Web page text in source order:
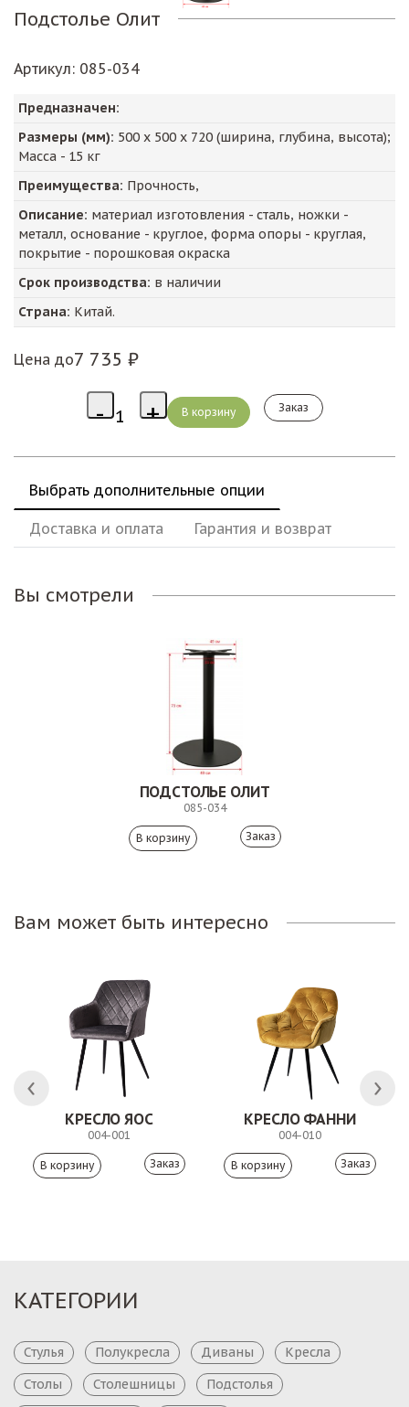
Подстолье Олит
Артикул: 085-034
Предназначен:
Размеры (мм): 500 х 500 х 720 (ширина, глубина, высота);
Масса - 15 кг
Преимущества: Прочность,
Описание: материал изготовления - сталь, ножки -
металл, основание - круглое, форма опоры - круглая,
покрытие - порошковая окраска
Срок производства: в наличии
Страна: Китай.
Цена до7 735 ₽
Заказ
Выбрать дополнительные опции
Доставка и оплата Гарантия и возврат
Вы смотрели
ПОДСТОЛЬЕ ОЛИТ
085-034
Заказ
Вам может быть интересно
КРЕСЛО ЯОС
004-001
Заказ
КРЕСЛО ФАННИ
004-010
Заказ
КАТЕГОРИИ
Стулья Полукресла Диваны
Кресла
Столы
Столешницы
Подстолья